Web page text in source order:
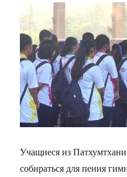
Учащиеся из
собираться для пения